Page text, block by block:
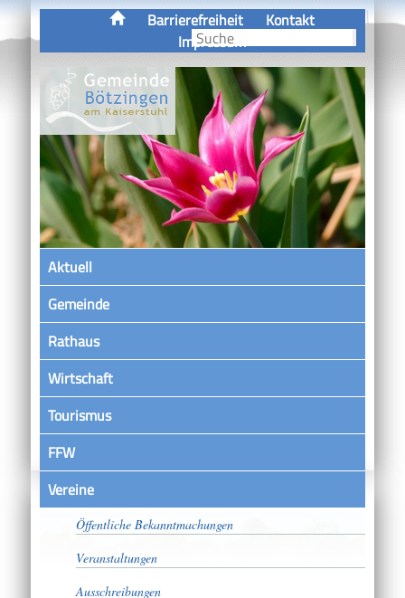
Barrierefreiheit
Kontakt
Impressum
Aktuell
Gemeinde
Rathaus
Wirtschaft
Tourismus
FFW
VereineSatzungen
Öffentliche Bekanntmachungen
Veranstaltungen
Ausschreibungen